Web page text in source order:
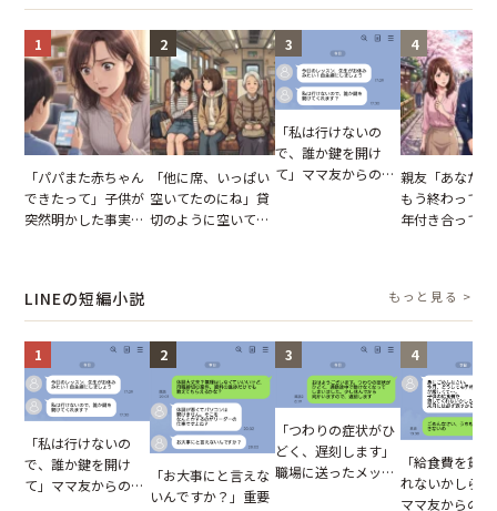
1
「パパまた赤ちゃん
できたって」子供が
突然明かした事実。
2
「他に席、いっぱい
空いてたのにね」貸
切のように空いてる
3
「私は行けないの
で、誰か鍵を開け
て」ママ友からの
4
親友「あなた
もう終わって
年付き合って
LINEの短編小説 もっと見る >
1
「私は行けないの
で、誰か鍵を開け
て」ママ友からの
2
「お大事にと言えな
いんですか？」重要
3
「つわりの症状がひ
どく、遅刻します」
職場に送ったメッセ
4
「給食費を貸
れないかしら
ママ友からの